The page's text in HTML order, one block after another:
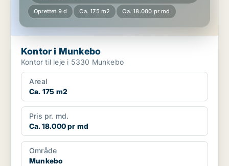
Oprettet 9 d Ca. 175 m2 Ca. 18.000 pr md
Kontor i Munkebo
Kontor til leje i 5330 Munkebo
Areal
Ca. 175 m2
Pris pr. md.
Ca. 18.000 pr md
Område
Munkebo